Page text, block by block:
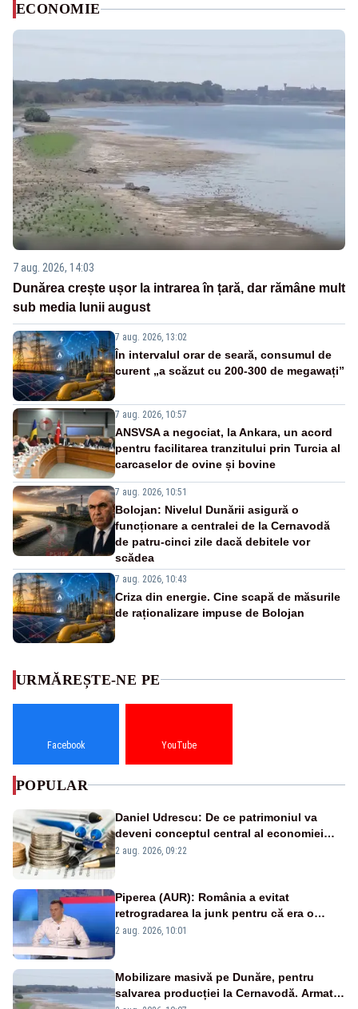
ECONOMIE
7 aug. 2026, 14:03
Dunărea crește ușor la intrarea în țară, dar rămâne mult
sub media lunii august
7 aug. 2026, 13:02
În intervalul orar de seară, consumul de
curent „a scăzut cu 200-300 de megawați”
7 aug. 2026, 10:57
ANSVSA a negociat, la Ankara, un acord
pentru facilitarea tranzitului prin Turcia al
carcaselor de ovine și bovine
7 aug. 2026, 10:51
Bolojan: Nivelul Dunării asigură o
funcționare a centralei de la Cernavodă
de patru-cinci zile dacă debitele vor
scădea
7 aug. 2026, 10:43
Criza din energie. Cine scapă de măsurile
de raționalizare impuse de Bolojan
URMĂREȘTE-NE PE
Facebook YouTube
POPULAR
Daniel Udrescu: De ce patrimoniul va
deveni conceptul central al economiei
viitoare?
2 aug. 2026, 09:22
Piperea (AUR): România a evitat
retrogradarea la junk pentru că era o
catastrofă pentru bănci și fondurile de
2 aug. 2026, 10:01
Mobilizare masivă pe Dunăre, pentru
salvarea producției la Cernavodă. Armata